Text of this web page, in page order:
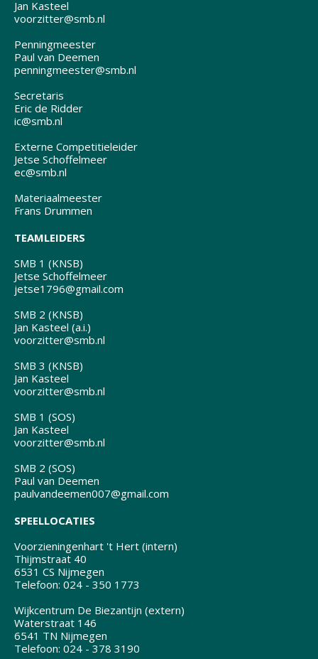
Jan Kasteel
voorzitter@smb.nl
Penningmeester
Paul van Deemen
penningmeester@smb.nl
Secretaris
Eric de Ridder
ic@smb.nl
Externe Competitieleider
Jetse Schoffelmeer
ec@smb.nl
Materiaalmeester
Frans Drummen
TEAMLEIDERS
SMB 1 (KNSB)
Jetse Schoffelmeer
jetse1796@gmail.com
SMB 2 (KNSB)
Jan Kasteel (a.i.)
voorzitter@smb.nl
SMB 3 (KNSB)
Jan Kasteel
voorzitter@smb.nl
SMB 1 (SOS)
Jan Kasteel
voorzitter@smb.nl
SMB 2 (SOS)
Paul van Deemen
paulvandeemen007@gmail.com
SPEELLOCATIES
Voorzieningenhart 't Hert (intern)
Thijmstraat 40
6531 CS Nijmegen
Telefoon: 024 - 350 1773
Wijkcentrum De Biezantijn (extern)
Waterstraat 146
6541 TN Nijmegen
Telefoon: 024 - 378 3190